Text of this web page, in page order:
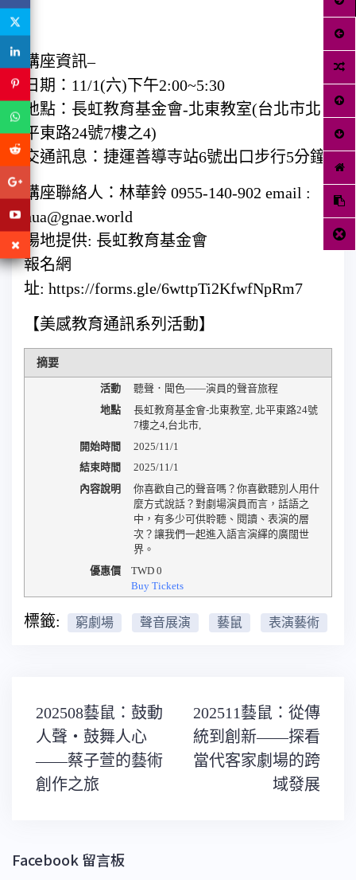
講座資訊–
日期：11/1(六)下午2:00~5:30
地點：長虹教育基金會-北東教室(台北市北
平東路24號7樓之4)
交通訊息：捷運善導寺站6號出口步行5分鐘
講座聯絡人：林華鈴 0955-140-902 email :
hua@gnae.world
場地提供: 長虹教育基金會
報名網
址: https://forms.gle/6wttpTi2KfwfNpRm7
【美感教育通訊系列活動】
摘要
活動
聽聲．聞色——演員的聲音旅程
地點
長虹教育基金會-北東教室 北平東路24號
7樓之4, 台北市,
開始時間
2025/11/1
結束時間
2025/11/1
內容說明
你喜歡自己的聲音嗎？你喜歡聽別人用什
麼方式說話？對劇場演員而言，話語之
中，有多少可供聆聽、閱讀、表演的層
次？讓我們一起進入語言演繹的廣闊世
界。
優惠價
TWD0
Buy Tickets
標籤: 窮劇場 聲音展演 藝鼠 表演藝術
文
章
導
202508藝鼠：鼓動
人聲・鼓舞人心
——蔡子萱的藝術
創作之旅
202511藝鼠：從傳
統到創新——探看
當代客家劇場的跨
域發展
Facebook 留言板